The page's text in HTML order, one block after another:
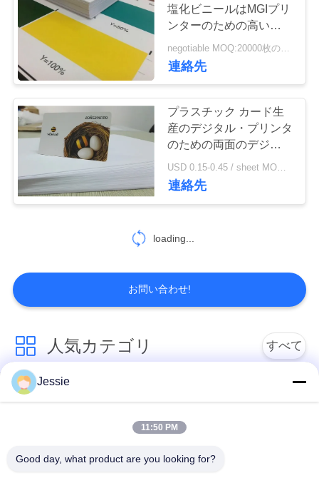
ー
ス
金
を
て
だ
さ
い
地
塩化ビニールはMGIプリ
ンターのための高い定義
イメージを広げます
negotiable MOQ:20000枚のシートか2トン
連絡先
プラスチック カード生
産のデジタル・プリンタ
のための両面のデジタル
印刷できるポリ塩化ビニ
ール シート
USD 0.15-0.45 / sheet MOQ:30000枚のシートか2トン
連絡先
loading...
お問い合わせ!
人気カテゴリ すべて
スマート カード材料
インクジェット印刷
ポリ塩化ビニール シ
Jessie
11:50 PM
Good day, what product are you looking for?